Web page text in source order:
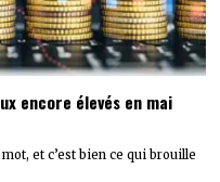
encore élevés en mai
et c’est bien ce qui brouille